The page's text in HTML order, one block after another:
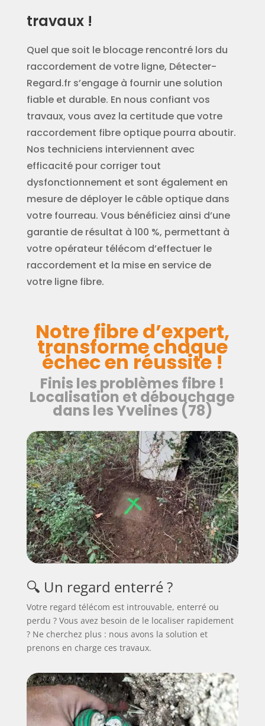
travaux !
Quel que soit le blocage rencontré lors du
raccordement de votre ligne, Détecter-
Regard.fr s’engage à fournir une solution
fiable et durable. En nous confiant vos
travaux, vous avez la certitude que votre
raccordement fibre optique pourra aboutir.
Nos techniciens interviennent avec
efficacité pour corriger tout
dysfonctionnement et sont également en
mesure de déployer le câble optique dans
votre fourreau. Vous bénéficiez ainsi d’une
garantie de résultat à 100 %, permettant à
votre opérateur télécom d’effectuer le
raccordement et la mise en service de
votre ligne fibre.
Notre fibre d’expert,
transforme chaque
échec en réussite !
Finis les problèmes fibre !
Localisation et débouchage
dans les Yvelines (78)
🔍 Un regard enterré ?
Votre regard télécom est introuvable, enterré ou
perdu ? Vous avez besoin de le localiser rapidement
? Ne cherchez plus : nous avons la solution et
prenons en charge ces travaux.